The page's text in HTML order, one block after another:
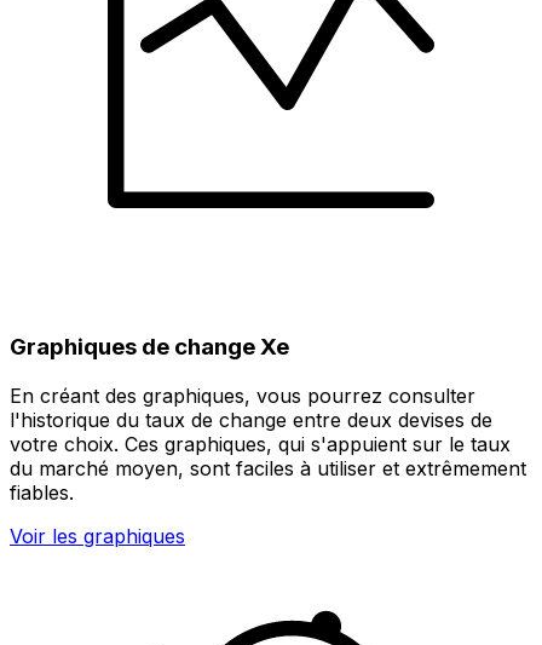
Graphiques de change Xe
En créant des graphiques, vous pourrez consulter
l'historique du taux de change entre deux devises de
votre choix. Ces graphiques, qui s'appuient sur le taux
du marché moyen, sont faciles à utiliser et extrêmement
fiables.
Voir les graphiques